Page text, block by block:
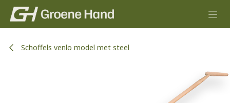
Overslaan naar inhoud
Schoffels venlo model met steel